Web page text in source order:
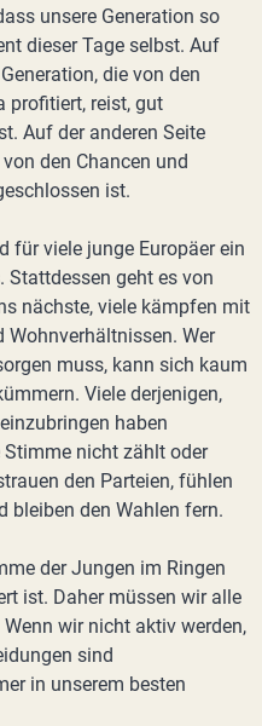
unsere Generation so
dieser Tage selbst. Auf
die von den
profitiert, reist, gut
Auf der anderen Seite
den Chancen und
ist.
für viele junge Europäer ein
Stattdessen geht es von
nächste, viele kämpfen mit
Wohnverhältnissen. Wer
muss, kann sich kaum
Viele derjenigen,
haben
nicht zählt oder
den Parteien, fühlen
bleiben den Wahlen fern.
der Jungen im Ringen
ist. Daher müssen wir alle
wir nicht aktiv werden,
sind
in unserem besten